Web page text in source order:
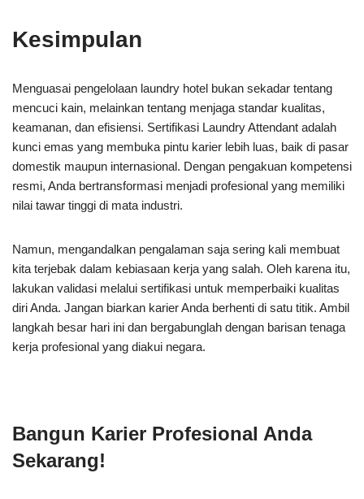
Kesimpulan
Menguasai pengelolaan laundry hotel bukan sekadar tentang
mencuci kain, melainkan tentang menjaga standar kualitas,
keamanan, dan efisiensi. Sertifikasi Laundry Attendant adalah
kunci emas yang membuka pintu karier lebih luas, baik di pasar
domestik maupun internasional. Dengan pengakuan kompetensi
resmi, Anda bertransformasi menjadi profesional yang memiliki
nilai tawar tinggi di mata industri.
Namun, mengandalkan pengalaman saja sering kali membuat
kita terjebak dalam kebiasaan kerja yang salah. Oleh karena itu,
lakukan validasi melalui sertifikasi untuk memperbaiki kualitas
diri Anda. Jangan biarkan karier Anda berhenti di satu titik. Ambil
langkah besar hari ini dan bergabunglah dengan barisan tenaga
kerja profesional yang diakui negara.
Bangun Karier Profesional Anda
Sekarang!